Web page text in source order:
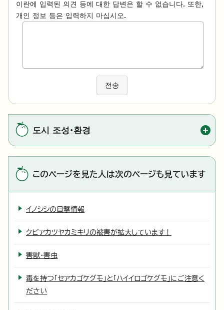
이란에 입력된 의견 등에 대한 답변은 할 수 없습니다. 또한,
개인 정보 등은 입력하지 마십시오.
전송
도시 조성・환경
このページを見た人は次のページも見ています
イノシシの目撃情報
クビアカツヤカミキリの被害が拡大しています！
害獣・害虫
毒を持つ「セアカゴケグモ」と「ハイイロゴケグモ」にご注意く
ださい